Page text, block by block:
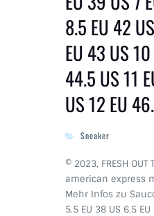
8.5 EU 42
EU 43 US
44.5 US 11
US 12 EU
Sneaker
© 2023, FRESH
american express
Mehr Infos zu
5.5 EU 38 US 6.5